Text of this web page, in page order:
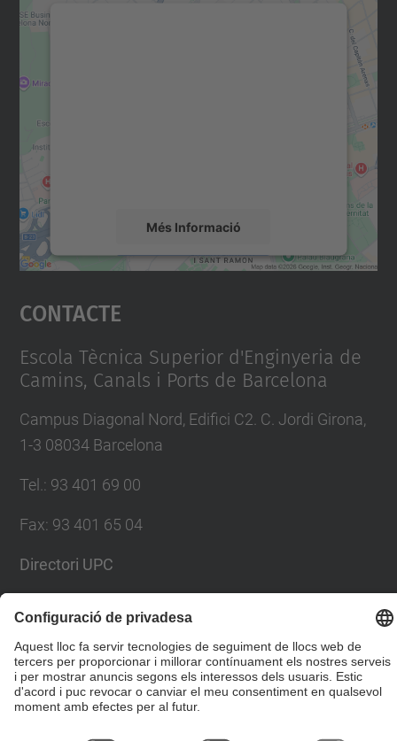
Més Informació
Accepta
powered by
Contacte
Escola Tècnica Superior d'Enginyeria de
Camins, Canals i Ports de Barcelona
Campus Diagonal Nord, Edifici C2. C. Jordi Girona,
1-3 08034 Barcelona
Tel. : 93 401 69 00
Fax: 93 401 65 04
Directori UPC
© UPCEscola Tècnica Superior d'Enginyers de Camins,